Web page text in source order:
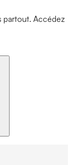
partout. Accédez